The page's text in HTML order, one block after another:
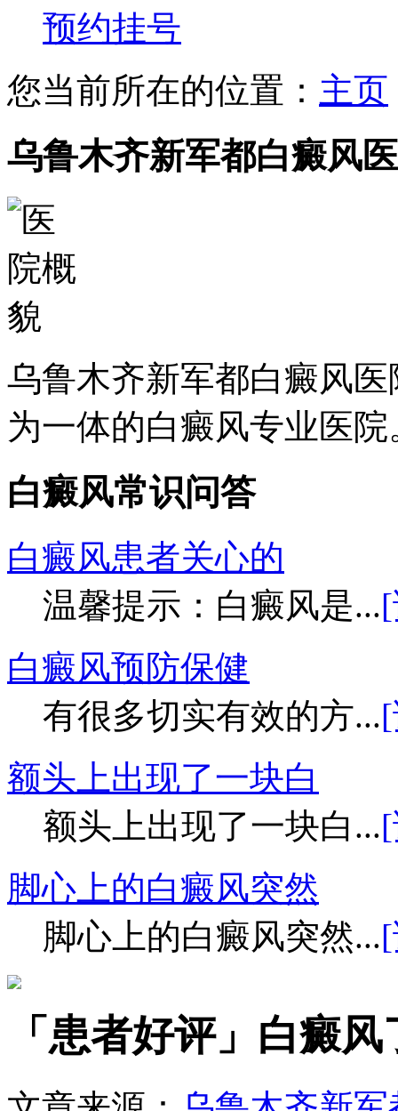
预约挂号
您当前所在的位置： 主页
乌鲁木齐新军都白癜风
乌鲁木齐新军都白癜风
为一体的白癜风专业医
白癜风常识问答
白癜风患者关心的
温馨提示：白癜风是...
白癜风预防保健
有很多切实有效的方...
额头上出现了一块白
额头上出现了一块白...
脚心上的白癜风突然
脚心上的白癜风突然...
「患者好评」白癜